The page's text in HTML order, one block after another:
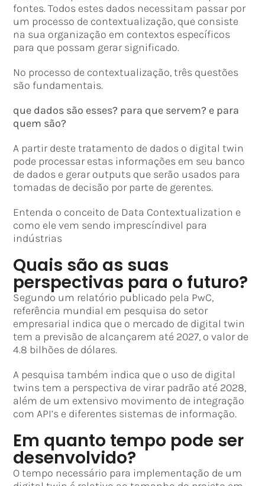
fontes. Todos estes dados necessitam passar por
um processo de contextualização, que consiste
na sua organização em contextos específicos
para que possam gerar significado.
No processo de contextualização, três questões
são fundamentais.
que dados são esses? para que servem? e para
quem são?
A partir deste tratamento de dados o digital twin
pode processar estas informações em seu banco
de dados e gerar outputs que serão usados para
tomadas de decisão por parte de gerentes.
Entenda o conceito de Data Contextualization e
como ele vem sendo imprescíndivel para
indústrias
Quais são as suas
perspectivas para o futuro?
Segundo um relatório publicado pela PwC,
referência mundial em pesquisa do setor
empresarial indica que o mercado de digital twin
tem a previsão de alcançarem até 2027, o valor de
4.8 bilhões de dólares.
A pesquisa também indica que o uso de digital
twins tem a perspectiva de virar padrão até 2028,
além de um extensivo movimento de integração
com API’s e diferentes sistemas de informação.
Em quanto tempo pode ser
desenvolvido?
O tempo necessário para implementação de um